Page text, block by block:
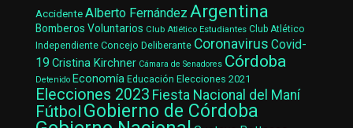
AccidenteAlberto Fernández Argentina
Bomberos Voluntarios Club Atlético Estudiantes Club Atlético
Independiente Concejo Deliberante Coronavirus Covid-
19 Cristina Kirchner Cámara de Senadores Córdoba
Detenido Economía Educación Elecciones 2021
Elecciones 2023 Fiesta Nacional del Maní
Fútbol Gobierno de Córdoba